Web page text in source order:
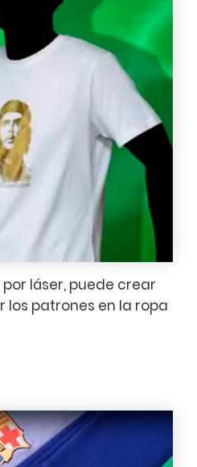
láser, puede crear
patrones en la ropa